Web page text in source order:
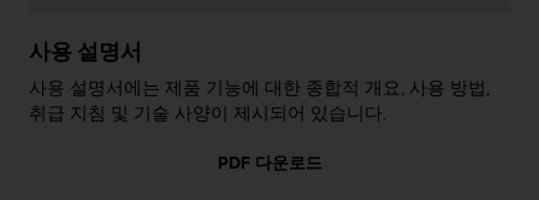
사용 설명서
사용 설명서에는 제품 기능에 대한 종합적 개요, 사용 방법,
취급 지침 및 기술 사양이 제시되어 있습니다.
PDF 다운로드